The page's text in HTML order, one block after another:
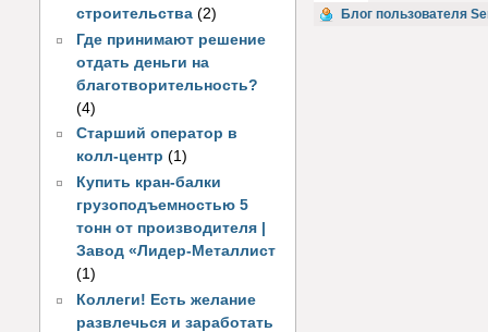
строительства (2)
Где принимают решение
отдать деньги на
благотворительность?
(4)
Старший оператор в
колл-центр (1)
Купить кран-балки
грузоподъемностью 5
тонн от производителя |
Завод «Лидер-Металлист
(1)
Коллеги! Есть желание
развлечься и заработать
Голос за!
Блог пользователя